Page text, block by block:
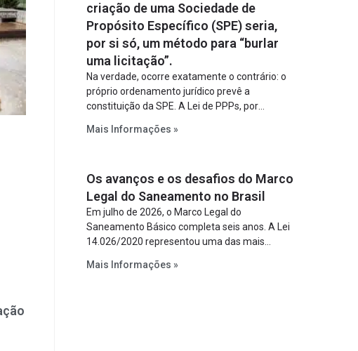
criação de uma Sociedade de
Propósito Específico (SPE) seria,
por si só, um método para “burlar
uma licitação”.
Na verdade, ocorre exatamente o contrário: o
próprio ordenamento jurídico prevê a
constituição da SPE. A Lei de PPPs, por
constitua uma SPE para implantar e gerir o
Lei de Concessões, a figura é facultativa e
sujeita a uma escolha racional de projeto a
projeto.
Mais Informações »
Os avanços e os desafios do Marco
Legal do Saneamento no Brasil
Em julho de 2026, o Marco Legal do
Saneamento Básico completa seis anos. A Lei
14.026/2020 representou uma das mais
estabelecer metas claras para a
Mais Informações »